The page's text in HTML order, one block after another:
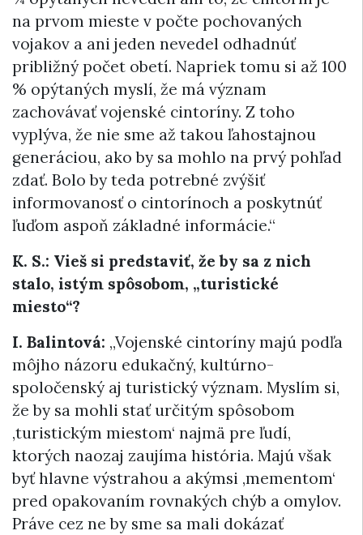
na prvom mieste v počte pochovaných
vojakov a ani jeden nevedel odhadnúť
približný počet obetí. Napriek tomu si až 100
% opýtaných myslí, že má význam
zachovávať vojenské cintoríny. Z toho
vyplýva, že nie sme až takou ľahostajnou
generáciou, ako by sa mohlo na prvý pohľad
zdať. Bolo by teda potrebné zvýšiť
informovanosť o cintorínoch a poskytnúť
ľuďom aspoň základné informácie.“
K. S.: Vieš si predstaviť, že by sa z nich
stalo, istým spôsobom, „turistické
miesto“?
I. Balintová: „Vojenské cintoríny majú podľa
môjho názoru edukačný, kultúrno-
spoločenský aj turistický význam. Myslím si,
že by sa mohli stať určitým spôsobom
,turistickým miestom‘ najmä pre ľudí,
ktorých naozaj zaujíma história. Majú však
byť hlavne výstrahou a akýmsi ,mementom‘
pred opakovaním rovnakých chýb a omylov.
Práve cez ne by sme sa mali dokázať